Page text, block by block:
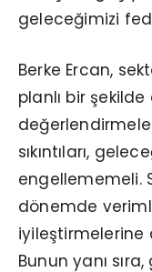
geleceğimizi
Berke Ercan,
planlı bir
sıkıntıları,
engellememeli.
dönemde
iyileştirmelerine
Bunun yanı